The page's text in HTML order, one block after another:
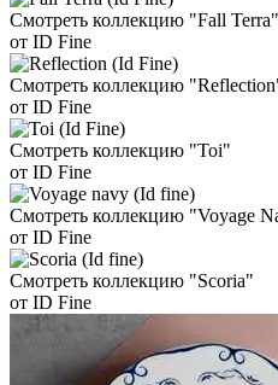
Смотреть коллекцию "Fall Terra"
от ID Fine
Смотреть коллекцию
от ID Fine
Смотреть коллекцию "Toi"
от ID Fine
Смотреть коллекцию "Voyage
от ID Fine
Смотреть коллекцию "Scoria"
от ID Fine